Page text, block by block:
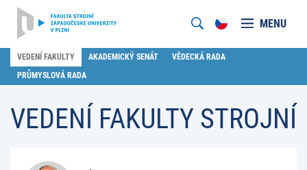
MENU
VEDENÍ FAKULTY AKADEMICKÝ SENÁT
VĚDECKÁ RADA
PRŮMYSLOVÁ RADA
VEDENÍ FAKULTY STROJNÍ